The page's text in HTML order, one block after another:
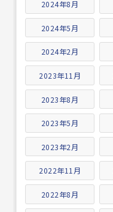
2024年8月
2024年5月
2024年2月
2023年11月
2023年8月
2023年5月
2023年2月
2022年11月
2022年8月